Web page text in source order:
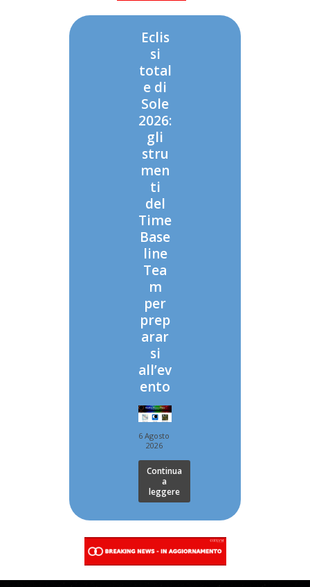
Eclis
si
total
e di
Sole
2026:
gli
stru
men
ti
del
Time
Base
line
Tea
m
per
prep
arar
si
all’ev
ento
6 Agosto
2026
Continua
a
leggere